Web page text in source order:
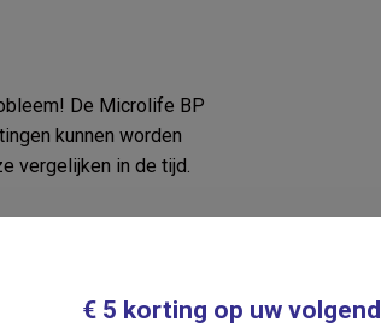
De Microlife BP
kunnen worden
vergelijken in de tijd.
uw computer. Via de
maakt het eenvoudig
met uw zorgverlener.
€ 5 korting op uw